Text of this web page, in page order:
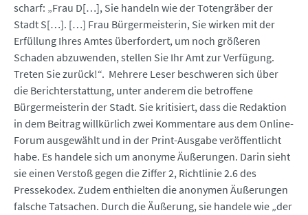
scharf: „Frau D[…], Sie handeln wie der Totengräber der
Stadt S[…]. […] Frau Bürgermeisterin, Sie wirken mit der
Erfüllung Ihres Amtes überfordert, um noch größeren
Schaden abzuwenden, stellen Sie Ihr Amt zur Verfügung.
Treten Sie zurück!“. Mehrere Leser beschweren sich über
die Berichterstattung, unter anderem die betroffene
Bürgermeisterin der Stadt. Sie kritisiert, dass die Redaktion
in dem Beitrag willkürlich zwei Kommentare aus dem Online-
Forum ausgewählt und in der Print-Ausgabe veröffentlicht
habe. Es handele sich um anonyme Äußerungen. Darin sieht
sie einen Verstoß gegen die Ziffer 2, Richtlinie 2.6 des
Pressekodex. Zudem enthielten die anonymen Äußerungen
falsche Tatsachen. Durch die Äußerung, sie handele wie „der